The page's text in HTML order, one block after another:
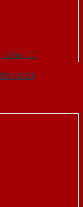
SGD